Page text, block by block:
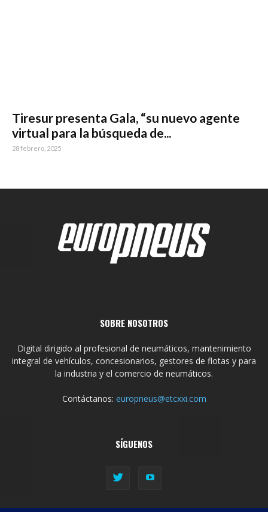
Tiresur presenta Gala, “su nuevo agente
virtual para la búsqueda de...
28 febrero, 2025
SOBRE NOSOTROS
Digital dirigido al profesional de neumáticos, mantenimiento
integral de vehículos, concesionarios, gestores de flotas y para
la industria y el comercio de neumáticos.
Contáctanos: europneus@etcxxi.com
SÍGUENOS